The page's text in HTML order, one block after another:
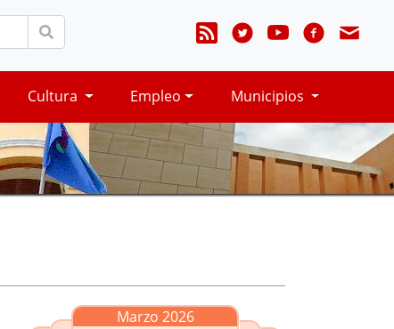
Cultura Empleo Municipios
Marzo 2026